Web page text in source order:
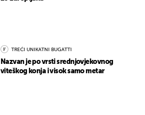
TREĆI UNIKATNI BUGATTI
Nazvan je po vrsti srednjovjekovnog
viteškog konja i visok samo metar